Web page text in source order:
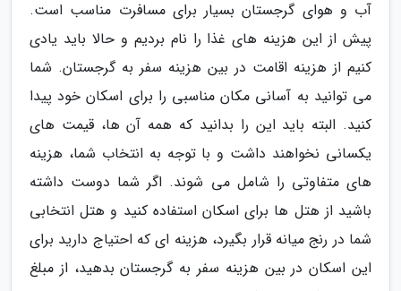
آب و هوای گرجستان بسیار برای مسافرت مناسب است.
پیش از این هزینه های غذا را نام بردیم و حالا باید یادی
کنیم از هزینه اقامت در بین هزینه سفر به گرجستان. شما
می توانید به آسانی مکان مناسبی را برای اسکان خود پیدا
کنید. البته باید این را بدانید که همه آن ها، قیمت های
یکسانی نخواهند داشت و با توجه به انتخاب شما، هزینه
های متفاوتی را شامل می شوند. اگر شما دوست داشته
باشید از هتل ها برای اسکان استفاده کنید و هتل انتخابی
شما در رنج میانه قرار بگیرد، هزینه ای که احتیاج دارید برای
این اسکان در بین هزینه سفر به گرجستان بدهید، از مبلغ